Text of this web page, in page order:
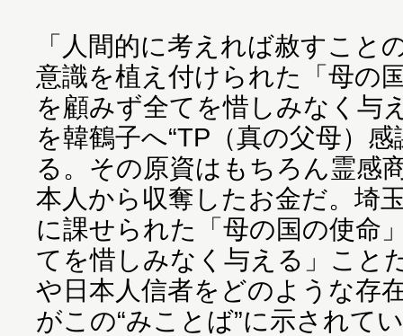
「人間的に考えれば赦すこと
意識を植え付けられた「母の
を顧みず全てを惜しみなく与
を韓鶴子へ“TP（真の父母）
る。その原資はもちろん霊感
本人から収奪したお金だ。埼
に課せられた「母の国の使命
てを惜しみなく与える」こと
や日本人信者をどのような存
がこの“みことば”に示されて